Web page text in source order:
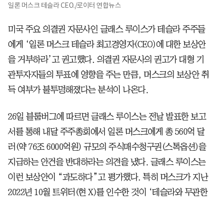
일론 머스크 테슬라 CEO./로이터 연합뉴스
미국 주요 의결권 자문사인 글래스 루이스가 테슬라 주주들
에게 ‘일론 머스크 테슬라 최고경영자(CEO)에 대한 보상안
을 거부하라’고 권고했다. 의결권 자문사의 권고가 대형 기
관투자자들의 투표에 영향을 주는 만큼, 머스크의 보상안 취
득 여부가 불투명해졌다는 분석이 나온다.
26일 블룸버그에 따르면 글래스 루이스는 전날 발표한 보고
서를 통해 내달 주주총회에서 일론 머스크에게 총 560억 달
러(약 76조 6000억원) 규모의 주식매수청구권(스톡옵션)을
지급하는 안건을 반대하라는 의견을 냈다. 글래스 루이스는
이런 보상안이 “과도하다”고 평가했다. 특히 머스크가 지난
2022년 10월 트위터(현 X)를 인수한 것이 ‘테슬라와 무관한